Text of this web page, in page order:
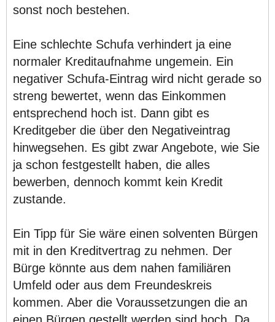
sonst noch bestehen.
Eine schlechte Schufa verhindert ja eine
normaler Kreditaufnahme ungemein. Ein
negativer Schufa-Eintrag wird nicht gerade so
streng bewertet, wenn das Einkommen
entsprechend hoch ist. Dann gibt es
Kreditgeber die über den Negativeintrag
hinwegsehen. Es gibt zwar Angebote, wie Sie
ja schon festgestellt haben, die alles
bewerben, dennoch kommt kein Kredit
zustande.
Ein Tipp für Sie wäre einen solventen Bürgen
mit in den Kreditvertrag zu nehmen. Der
Bürge könnte aus dem nahen familiären
Umfeld oder aus dem Freundeskreis
kommen. Aber die Voraussetzungen die an